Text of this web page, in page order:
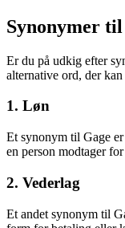
Synonymer
Er du på udkig efter
alternative ord, der
1. Løn
Et synonym til Gage
en person modtager
2. Vederlag
Et andet synonym til